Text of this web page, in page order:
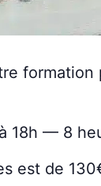
formation
18h — 8
est de